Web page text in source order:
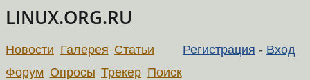
LINUX.ORG.RU
Регистрация - Вход
Новости Галерея Статьи
Форум Опросы Трекер Поиск